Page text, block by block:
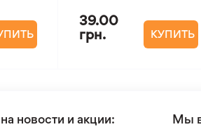
39.00
грн.
КУПИТЬ
новости и акции: Мы в